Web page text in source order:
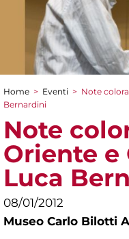
Tu sei qui
Home > Eventi > Note
Bernardini
Note
Oriente e
Luca
08/01/2012
Museo Carlo Bilotti